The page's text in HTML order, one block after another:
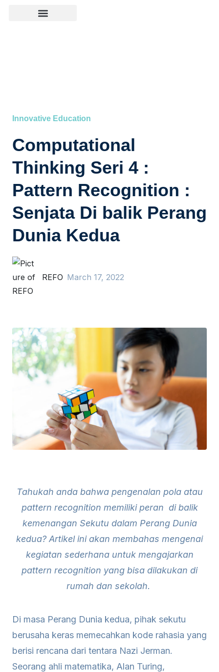
Innovative Education
Computational
Thinking Seri 4 :
Pattern Recognition :
Senjata Di balik Perang
Dunia Kedua
REFO March 17, 2022
Tahukah anda bahwa pengenalan pola atau
pattern recognition memiliki peran di balik
kemenangan Sekutu dalam Perang Dunia
kedua? Artikel ini akan membahas mengenai
kegiatan sederhana untuk mengajarkan
pattern recognition yang bisa dilakukan di
rumah dan sekolah.
Di masa Perang Dunia kedua, pihak sekutu
berusaha keras memecahkan kode rahasia yang
berisi rencana dari tentara Nazi Jerman.
Seorang ahli matematika, Alan Turing,